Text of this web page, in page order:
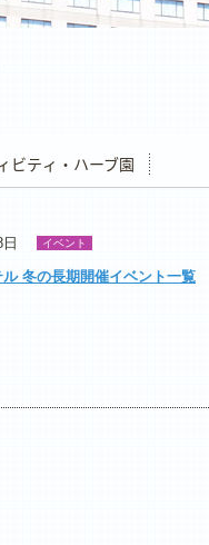
イベント
冬の長期開催イベント一覧